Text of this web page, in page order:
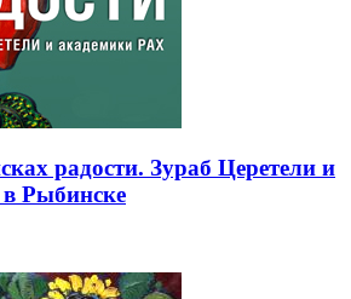
радости. Зураб Церетели и
Рыбинске